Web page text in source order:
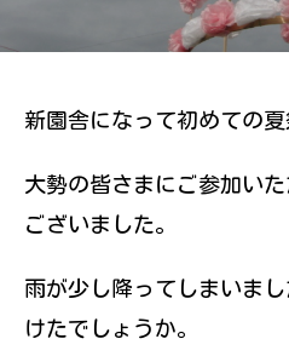
新園舎になって初めての夏
大勢の皆さまにご参加い
ございました。
雨が少し降ってしまいま
けたでしょうか。